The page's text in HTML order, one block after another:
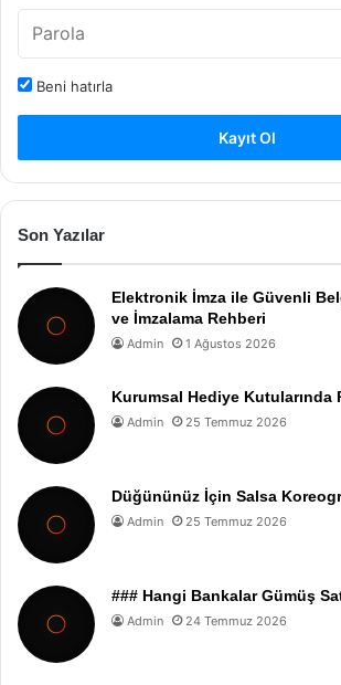
Beni hatırla
Kayıt Ol
Son Yazılar
Elektronik İmza ile Güvenli
ve İmzalama Rehberi
Admin 1 Ağustos 2026
Kurumsal Hediye Kutularında
Admin 25 Temmuz 2026
Düğününüz İçin Salsa
Admin 25 Temmuz 2026
### Hangi Bankalar Gümüş
Admin 24 Temmuz 2026